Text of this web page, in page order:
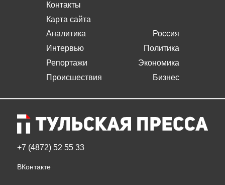
Контакты
Карта сайта
Аналитика
Интервью
Репортажи
Происшествия
Россия
Политика
Экономика
Бизнес
+7 (4872) 52 55 33
ВКонтакте